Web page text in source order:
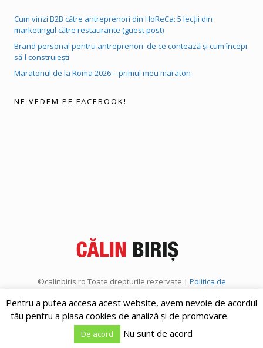
Cum vinzi B2B către antreprenori din HoReCa: 5 lecții din
marketingul către restaurante (guest post)
Brand personal pentru antreprenori: de ce contează și cum începi
să-l construiești
Maratonul de la Roma 2026 – primul meu maraton
NE VEDEM PE FACEBOOK!
©calinbiris.ro Toate drepturile rezervate | Politica de
Pentru a putea accesa acest website, avem nevoie de acordul
tău pentru a plasa cookies de analiză și de promovare.
De acord Nu sunt de acord